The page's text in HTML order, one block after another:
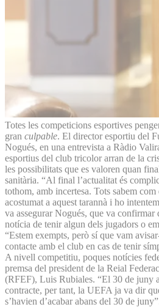
Totes les competicions esportives
gran culpable. El director esportiu del
Nogués, en una entrevista a Ràdio
esportius del club tricolor arran de la
les possibilitats que es valoren quan
sanitària. “Al final l’actualitat és
tothom, amb incertesa. Tots sabem
acostumat a aquest tarannà i ho
va assegurar Nogués, que va
notícia de tenir algun dels jugadors o
“Estem exempts, però sí que vam
contacte amb el club en cas de tenir
A nivell competitiu, poques notícies
premsa del president de la Reial
(RFEF), Luis Rubiales. “El 30 de juny
contracte, per tant, la UEFA ja va dir
s’havien d’acabar abans del 30 de